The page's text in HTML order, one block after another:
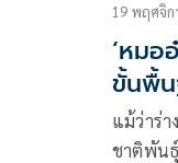
19 พฤศจิ
‘หมอ
ขั้นพื้น
แม้ว่าร่า
ชาติพัน